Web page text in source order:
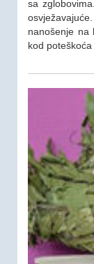
sa
nanošenje na
kod